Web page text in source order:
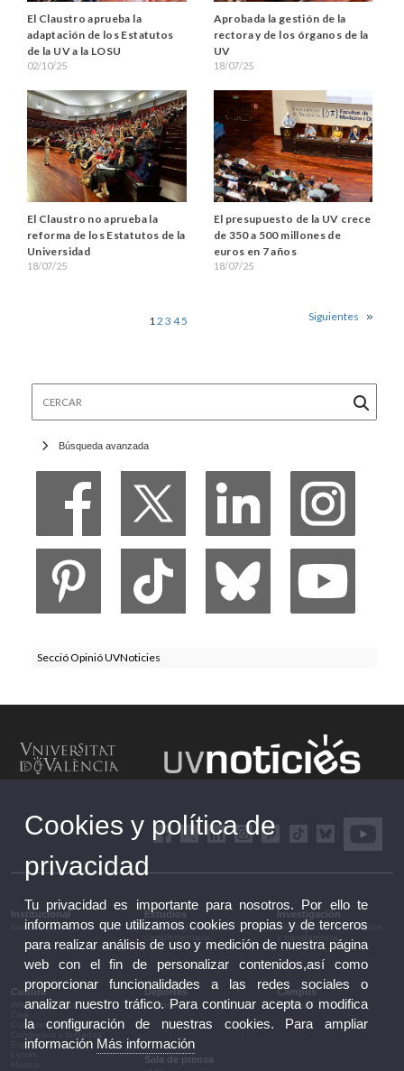
El Claustro aprueba la
adaptación de los Estatutos
de la UV a la LOSU
02/10/25
Aprobada la gestión de la
rectora y de los órganos de la
UV
18/07/25
El Claustro no aprueba la
reforma de los Estatutos de la
Universidad
18/07/25
El presupuesto de la UV crece
de 350 a 500 millones de
euros en 7 años
18/07/25
1 2 3 45 Siguientes
Búsqueda avanzada
Secció Opinió UVNoticies
Institucional
Institucional
Estudios
Estudios y formación
Investigación
Investigación, innovación
Cultura
Artes escénicas
Conferencias y debates
Congresos y jornadas
Exposiciones
Deportes
Deportes
Campus
Campus
Sala de prensa
Cookies y política de
privacidad
Tu privacidad es importante para nosotros. Por ello te
informamos que utilizamos cookies propias y de terceros
para realizar análisis de uso y medición de nuestra página
web con el fin de personalizar contenidos,así como
proporcionar funcionalidades a las redes sociales o
analizar nuestro tráfico. Para continuar acepta o modifica
la configuración de nuestras cookies. Para ampliar
información Más información